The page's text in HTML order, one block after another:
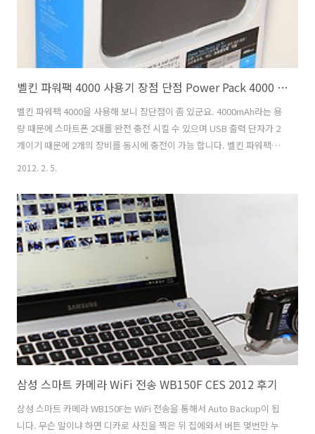
벨킨 파워팩 4000 사용기 장점 단점 Power Pack 4000 보조배터리 추천
벨킨 파워팩 4000을 사용해 보니 장단점이 좀 있군요. 4000mAh라는 용
량 때문에 스마트폰 2대를 완전 충전 시킬 수 있으며 USB 출력 단자가 2
개이기 때문에 2개의 장비를 동시에 충전이 가능 합니다. 벨킨 파워팩
4000을 보조배터리 추천 제품으로 소개하는 이유는 크기가 적당하고 포
얇아 가방 등에 넣고다니기에 무리는 없습니다. 아이패드2 등을 충전이
가능한점도 장점이네요. 가끔 충전이 안되는것으로 표기 될 때도 있었는
데 다시 뺏다가 꽂으니 충전이 되더군요. 물론 단점도 있었으니 충전을
하는 입력 부분이 우리가 알고 있는 USB 형태가 아니기 때문에 벨킨 파
워팩을 충전 하기 위해서는 별도의 충전기가 반드시 필요합니다. ..
2012. 2. 5.
삼성 스마트 카메라 WiFi 전송 WB150F CES 2012 후기
삼성 스마트 카메라 WB150F는 WiFi 전송을 통해서 Auto Backup이 됩
니다. 무슨 말이냐 하면 디카로 사진을 찍은 뒤 집에와서 버튼 몇번만 누